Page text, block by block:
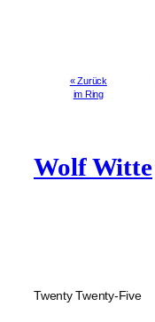
« Zurück
im Ring
Wolf Witte
Twenty Twenty-Five